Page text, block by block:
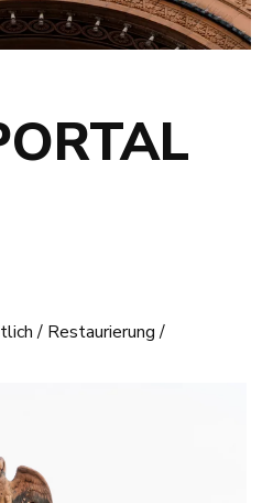
/ Restaurierung /